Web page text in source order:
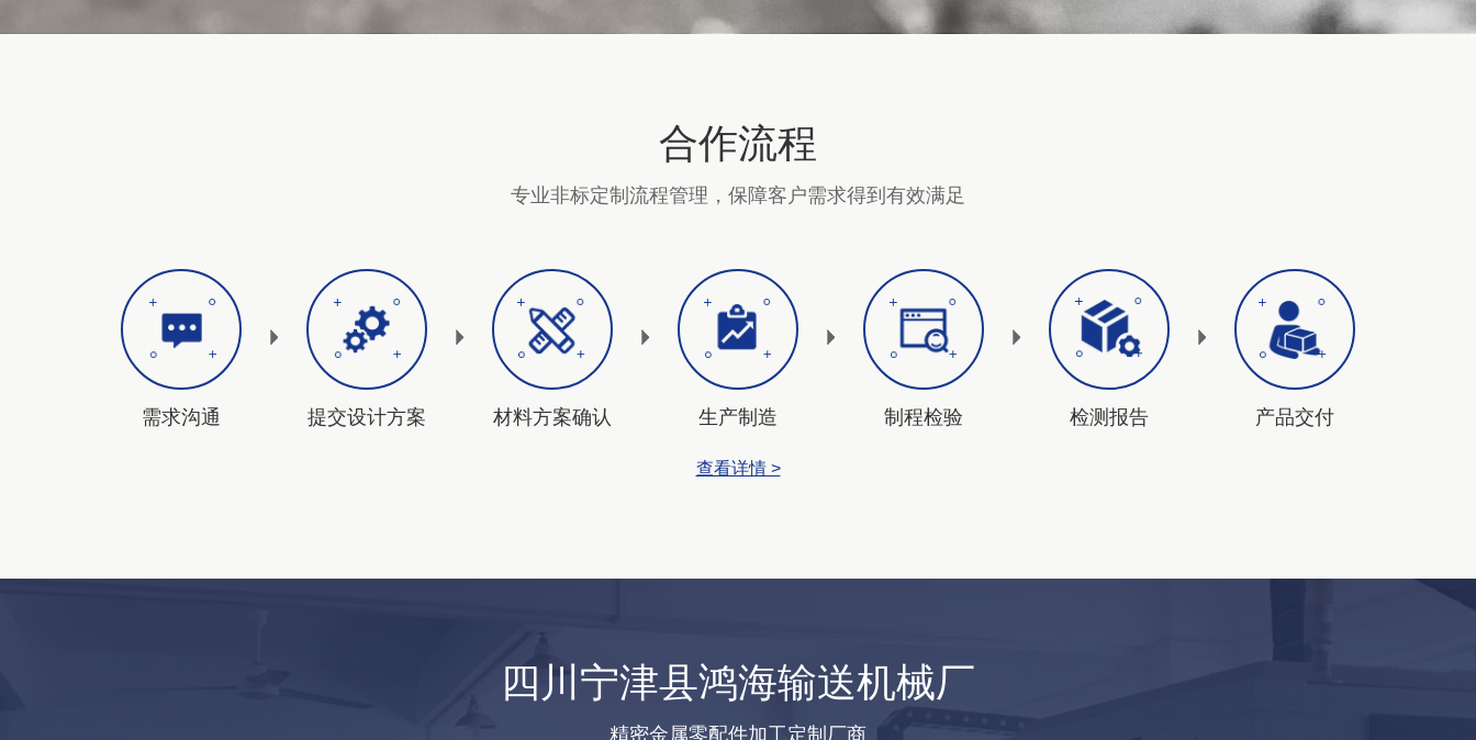
合作流程
专业非标定制流程管理，保障客户需求得到有效满足
需求沟通 提交设计方案 材料方案确认 生产制造 制程检验 检测报告 产品交付
查看详情 >
四川宁津县鸿海输送机械厂
精密金属零配件加工定制厂商